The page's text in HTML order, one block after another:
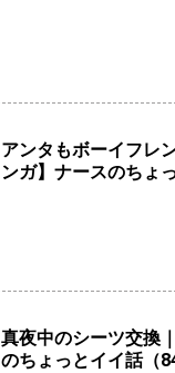
アンタもボーイフレ
ンガ】ナースのちょ
真夜中のシーツ交換
のちょっとイイ話（84